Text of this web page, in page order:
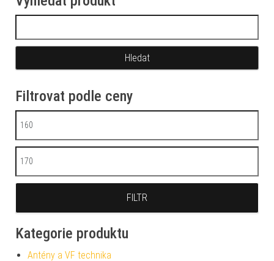
Filtrovat podle ceny
Minimální cena
Maximální cena
FILTR
Kategorie produktu
Antény a VF technika